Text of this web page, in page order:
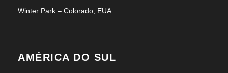
Winter Park – Colorado, EUA
AMÉRICA DO SUL